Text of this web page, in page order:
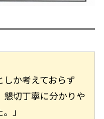
しか考えておらず
懇切丁寧に分かりや
」